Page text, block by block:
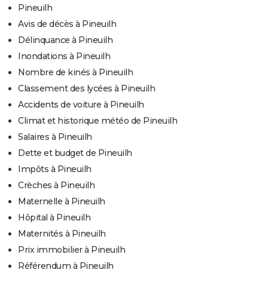
Pineuilh
Avis de décès à Pineuilh
Délinquance à Pineuilh
Inondations à Pineuilh
Nombre de kinés à Pineuilh
Classement des lycées à Pineuilh
Accidents de voiture à Pineuilh
Climat et historique météo de Pineuilh
Salaires à Pineuilh
Dette et budget de Pineuilh
Impôts à Pineuilh
Crèches à Pineuilh
Maternelle à Pineuilh
Hôpital à Pineuilh
Maternités à Pineuilh
Prix immobilier à Pineuilh
Référendum à Pineuilh